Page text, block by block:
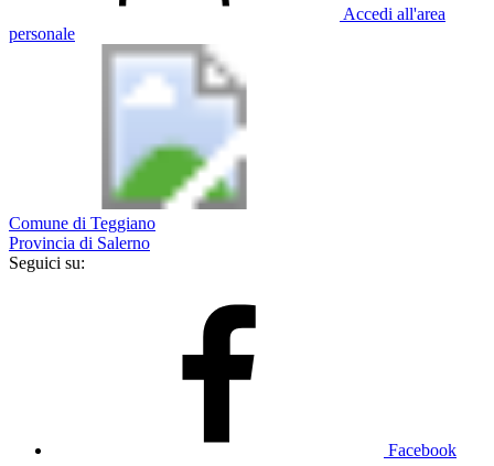
Accedi all'area
personale
Comune di Teggiano
Provincia di Salerno
Seguici su:
Facebook